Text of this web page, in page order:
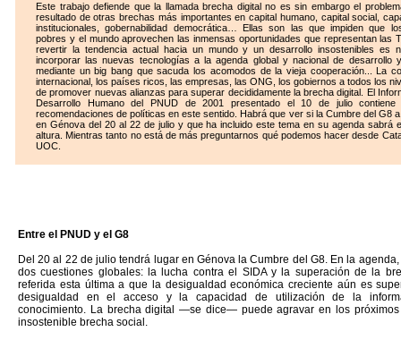
Este trabajo defiende que la llamada brecha digital no es sin embargo el
resultado de otras brechas más importantes en capital humano, capital social,
institucionales, gobernabilidad democrática… Ellas son las que impiden que
pobres y el mundo aprovechen las inmensas oportunidades que representan las
revertir la tendencia actual hacia un mundo y un desarrollo insostenibles es
incorporar las nuevas tecnologías a la agenda global y nacional de desarrollo
mediante un big bang que sacuda los acomodos de la vieja cooperación... La
internacional, los países ricos, las empresas, las ONG, los gobiernos a todos los
de promover nuevas alianzas para superar decididamente la brecha digital. El
Desarrollo Humano del PNUD de 2001 presentado el 10 de julio contiene
recomendaciones de políticas en este sentido. Habrá que ver si la Cumbre del G8
en Génova del 20 al 22 de julio y que ha incluido este tema en su agenda sabrá
altura. Mientras tanto no está de más preguntarnos qué podemos hacer desde
UOC.
Entre el PNUD y el G8
Del 20 al 22 de julio tendrá lugar en Génova la Cumbre del G8. En la agenda,
dos cuestiones globales: la lucha contra el SIDA y la superación de la
referida esta última a que la desigualdad económica creciente aún es
desigualdad en el acceso y la capacidad de utilización de la
conocimiento. La brecha digital —se dice— puede agravar en los
insostenible brecha social.